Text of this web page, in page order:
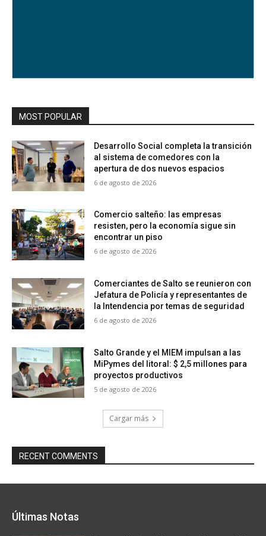
MOST POPULAR
Desarrollo Social completa la transición
al sistema de comedores con la
apertura de dos nuevos espacios
6 de agosto de 2026
Comercio salteño: las empresas
resisten, pero la economía sigue sin
encontrar un piso
6 de agosto de 2026
Comerciantes de Salto se reunieron con
Jefatura de Policía y representantes de
la Intendencia por temas de seguridad
6 de agosto de 2026
Salto Grande y el MIEM impulsan a las
MiPymes del litoral: $ 2,5 millones para
proyectos productivos
5 de agosto de 2026
Cargar más
RECENT COMMENTS
Últimas Notas